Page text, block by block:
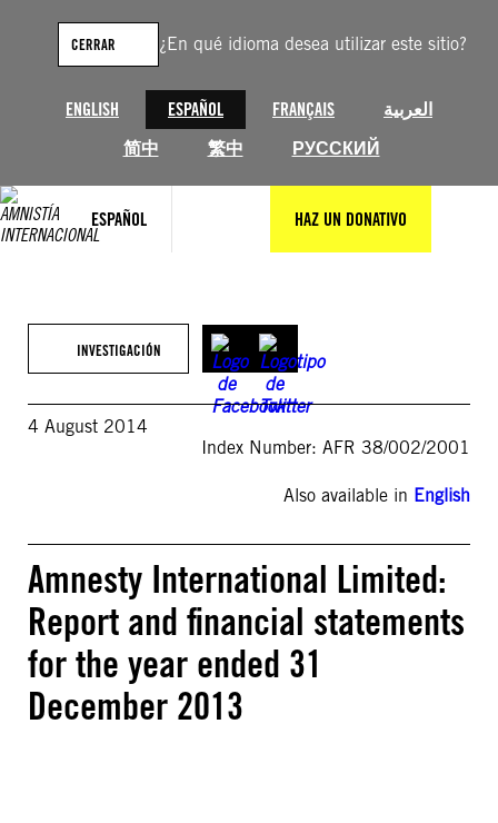
¿En qué idioma desea utilizar este sitio?
ENGLISH ESPAÑOL FRANÇAIS
العربية
简中
繁中 РУССКИЙ
CERRAR
ESPAÑOL HAZ UN DONATIVO
contenido
INVESTIGACIÓN
4 August 2014
Index Number: AFR 38/002/2001
Also available in English
Amnesty International Limited:
Report and financial statements
for the year ended 31
December 2013